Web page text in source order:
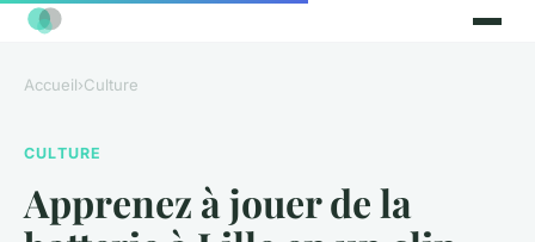
Accueil›Culture
CULTURE
Apprenez à jouer de la